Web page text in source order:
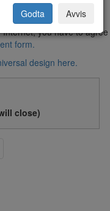
you have to agree
form.
design here.
close)
Godta Avvis